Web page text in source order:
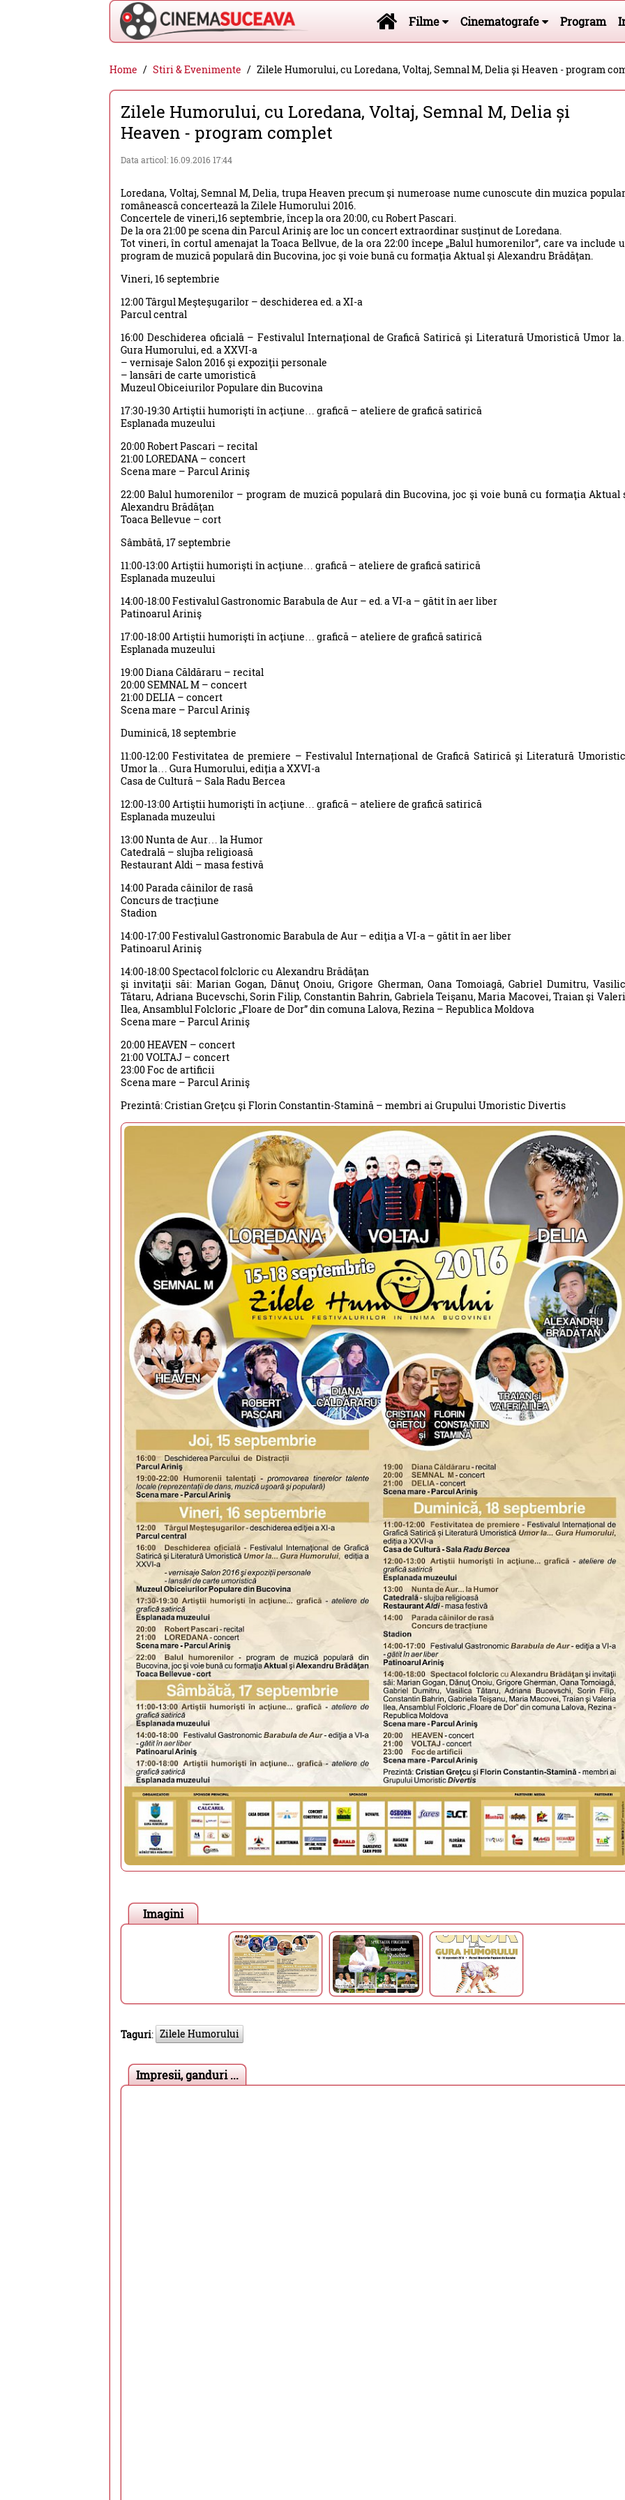
Cinema
Suceava
-
filme
cinema,
si
evenimente
din
Suceava
Filme Cinematografe Program
Home Stiri & Evenimente Zilele Humorului, cu Loredana, Voltaj, Semnal M, Delia și Heaven - program
Zilele Humorului, cu Loredana, Voltaj, Semnal M, Delia și
Heaven - program complet
Data articol: 16.09.2016 17:44
Loredana, Voltaj, Semnal M, Delia, trupa Heaven precum şi numeroase nume cunoscute din muzica
românească concertează la Zilele Humorului 2016.
Concertele de vineri,16 septembrie, încep la ora 20:00, cu Robert Pascari.
De la ora 21:00 pe scena din Parcul Ariniş are loc un concert extraordinar susţinut de Loredana.
Tot vineri, în cortul amenajat la Toaca Bellvue, de la ora 22:00 începe „Balul humorenilor”, care va include
program de muzică populară din Bucovina, joc şi voie bună cu formaţia Aktual şi Alexandru Brădăţan.
Vineri, 16 septembrie
12:00 Târgul Meşteşugarilor – deschiderea ed. a XI-a
Parcul central
16:00 Deschiderea oficială – Festivalul Internațional de Grafică Satirică și Literatură Umoristică Umor
Gura Humorului, ed. a XXVI-a
– vernisaje Salon 2016 şi expoziţii personale
– lansări de carte umoristică
Muzeul Obiceiurilor Populare din Bucovina
17:30-19:30 Artiştii humorişti în acţiune… grafică – ateliere de grafică satirică
Esplanada muzeului
20:00 Robert Pascari – recital
21:00 LOREDANA – concert
Scena mare – Parcul Ariniş
22:00 Balul humorenilor – program de muzică populară din Bucovina, joc şi voie bună cu formaţia Aktual
Alexandru Brădăţan
Toaca Bellevue – cort
Sâmbătă, 17 septembrie
11:00-13:00 Artiştii humorişti în acţiune… grafică – ateliere de grafică satirică
Esplanada muzeului
14:00-18:00 Festivalul Gastronomic Barabula de Aur – ed. a VI-a – gătit în aer liber
Patinoarul Ariniş
17:00-18:00 Artiştii humorişti în acţiune… grafică – ateliere de grafică satirică
Esplanada muzeului
19:00 Diana Căldăraru – recital
20:00 SEMNAL M – concert
21:00 DELIA – concert
Scena mare – Parcul Ariniş
Duminică, 18 septembrie
11:00-12:00 Festivitatea de premiere – Festivalul Internațional de Grafică Satirică și Literatură
Umor la… Gura Humorului, ediția a XXVI-a
Casa de Cultură – Sala Radu Bercea
12:00-13:00 Artiştii humorişti în acţiune… grafică – ateliere de grafică satirică
Esplanada muzeului
13:00 Nunta de Aur… la Humor
Catedrală – slujba religioasă
Restaurant Aldi – masa festivă
14:00 Parada câinilor de rasă
Concurs de tracțiune
Stadion
14:00-17:00 Festivalul Gastronomic Barabula de Aur – ediţia a VI-a – gătit în aer liber
Patinoarul Ariniş
14:00-18:00 Spectacol folcloric cu Alexandru Brădăţan
şi invitaţii săi: Marian Gogan, Dănuţ Onoiu, Grigore Gherman, Oana Tomoiagă, Gabriel Dumitru,
Tătaru, Adriana Bucevschi, Sorin Filip, Constantin Bahrin, Gabriela Teişanu, Maria Macovei, Traian şi
Ilea, Ansamblul Folcloric „Floare de Dor” din comuna Lalova, Rezina – Republica Moldova
Scena mare – Parcul Ariniş
20:00 HEAVEN – concert
21:00 VOLTAJ – concert
23:00 Foc de artificii
Scena mare – Parcul Ariniş
Prezintă: Cristian Greţcu şi Florin Constantin-Stamină – membri ai Grupului Umoristic Divertis
Imagini
Taguri: Zilele Humorului
Impresii, ganduri ...